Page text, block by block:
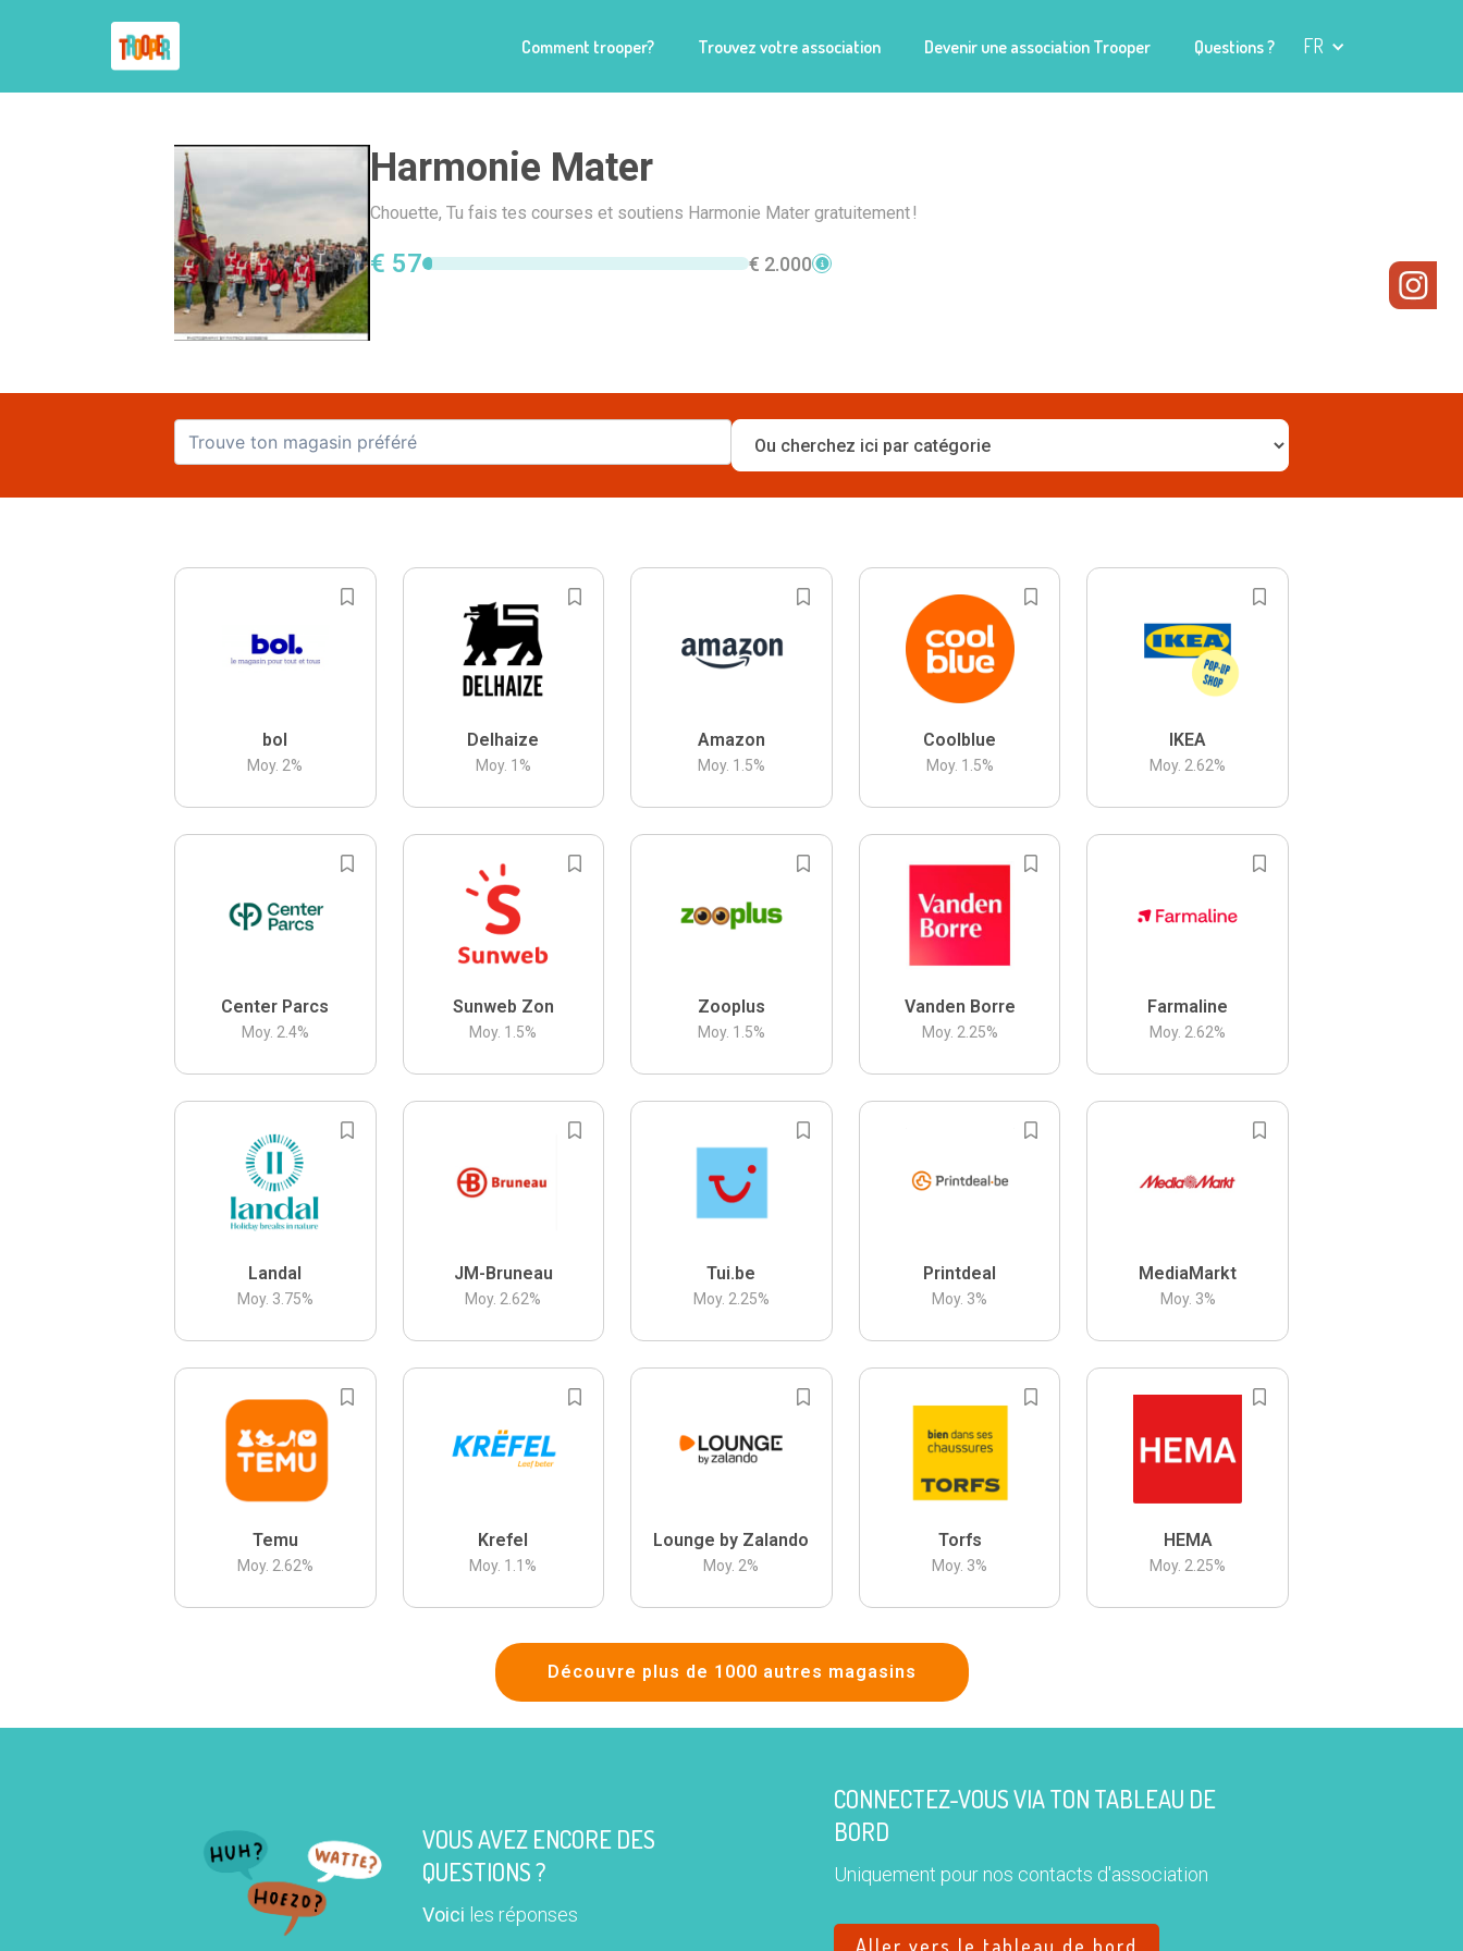
Comment trooper? Trouvez votre association Devenir une association Trooper Questions ? FR
Harmonie Mater
Chouette, Tu fais tes courses et soutiens Harmonie Mater gratuitement !
€ 57 € 2.000
bol
Moy. 2%
Delhaize
Moy. 1 %
Amazon
Moy. 1.5%
Coolblue
Moy. 1.5%
IKEA
Moy. 2.62%
Center Parcs
Moy. 2.4%
Sunweb Zon
Moy. 1.5%
Zooplus
Moy. 1.5%
Vanden Borre
Moy. 2.25%
Farmaline
Moy. 2.62%
Landal
Moy. 3.75%
JM-Bruneau
Moy. 2.62%
Tui.be
Moy. 2.25%
Printdeal
Moy. 3%
MediaMarkt
Moy. 3%
Temu
Moy. 2.62%
Krefel
Moy. 1.1 %
Lounge by Zalando
Moy. 2%
Torfs
Moy. 3%
HEMA
Moy. 2.25%
Découvre plus de 1000 autres magasins
VOUS AVEZ ENCORE DES
QUESTIONS ?
Voici les réponses
CONNECTEZ-VOUS VIA TON TABLEAU DE
BORD
Uniquement pour nos contacts d'association
Aller vers le tableau de bord